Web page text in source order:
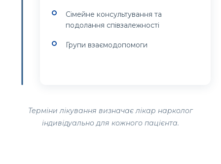
Сімейне консультування та
подолання співзалежності
Групи взаємодопомоги
Терміни лікування визначає лікар нарколог
індивідуально для кожного пацієнта.